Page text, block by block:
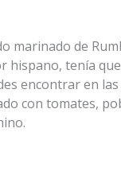
marinado de
hispano, tenía
encontrar en
con tomates,